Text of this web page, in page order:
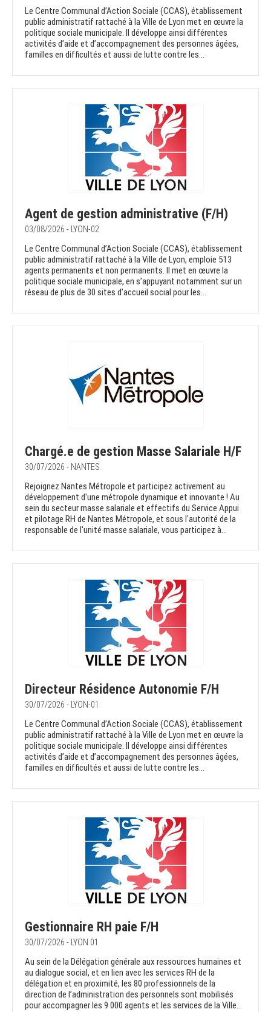
Le Centre Communal d’Action Sociale (CCAS), établissement
public administratif rattaché à la Ville de Lyon met en œuvre la
politique sociale municipale. Il développe ainsi différentes
activités d’aide et d’accompagnement des personnes âgées,
familles en difficultés et aussi de lutte contre les...
Agent de gestion administrative (F/H)
03/08/2026 - LYON-02
Le Centre Communal d’Action Sociale (CCAS), établissement
public administratif rattaché à la Ville de Lyon, emploie 513
agents permanents et non permanents. Il met en œuvre la
politique sociale municipale, en s’appuyant notamment sur un
réseau de plus de 30 sites d’accueil social pour les...
Chargé.e de gestion Masse Salariale H/F
30/07/2026 - NANTES
Rejoignez Nantes Métropole et participez activement au
développement d'une métropole dynamique et innovante ! Au
sein du secteur masse salariale et effectifs du Service Appui
et pilotage RH de Nantes Métropole, et sous l'autorité de la
responsable de l'unité masse salariale, vous participez à...
Directeur Résidence Autonomie F/H
30/07/2026 - LYON-01
Le Centre Communal d’Action Sociale (CCAS), établissement
public administratif rattaché à la Ville de Lyon met en œuvre la
politique sociale municipale. Il développe ainsi différentes
activités d’aide et d’accompagnement des personnes âgées,
familles en difficultés et aussi de lutte contre les...
Gestionnaire RH paie F/H
30/07/2026 - LYON 01
Au sein de la Délégation générale aux ressources humaines et
au dialogue social, et en lien avec les services RH de la
délégation et en proximité, les 80 professionnels de la
direction de l’administration des personnels sont mobilisés
pour accompagner les 9 000 agents et les services de la Ville...